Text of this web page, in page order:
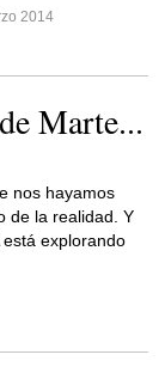
2014
Marte...
nos hayamos
de la realidad. Y
explorando